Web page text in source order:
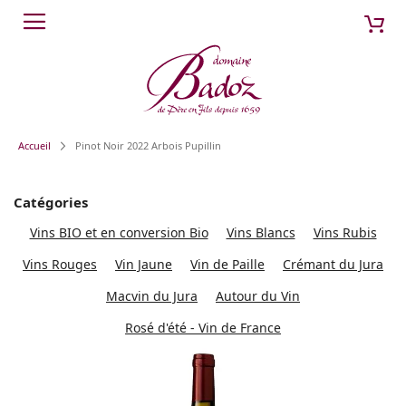
Aller
au
Accueil Pinot Noir 2022 Arbois Pupillin
Catégories
Vins BIO et en conversion Bio Vins Blancs
Vins Rubis
Vins Rouges
Vin Jaune Vin de Paille
Crémant du Jura
Macvin du Jura
Autour du Vin
Rosé d'été - Vin de France